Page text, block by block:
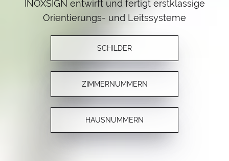
INOXSIGN entwirft und fertigt erstklassige
Orientierungs- und Leitssysteme
SCHILDER
ZIMMERNUMMERN
HAUSNUMMERN